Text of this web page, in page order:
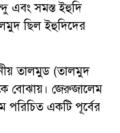
এবং সমস্ত ইহুদি
ছিল ইহুদিদের
তালমুড (তালমুদ
বোঝায়। জেরুজালেম
একটি পূর্বের